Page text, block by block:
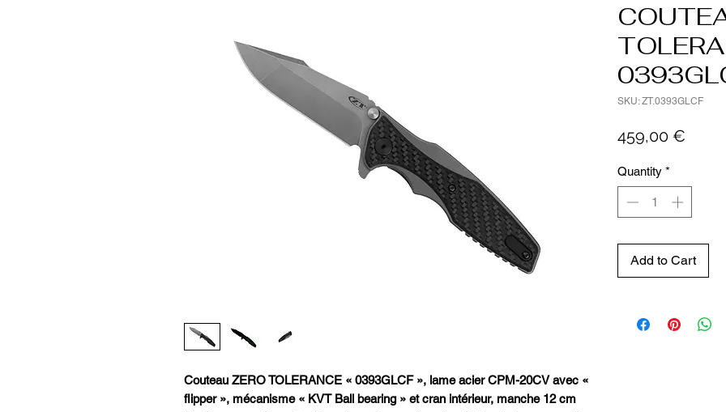
Couteau ZERO TOLERANCE « 0393GLCF », lame acier CPM-20CV avec «
flipper », mécanisme « KVT Ball bearing » et cran intérieur, manche 12 cm
SKU: ZT.0393GLCF
459,00 €
Quantity *
Add to Cart